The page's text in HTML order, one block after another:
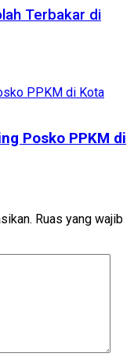
Terbakar di
Posko PPKM di
Ruas yang wajib